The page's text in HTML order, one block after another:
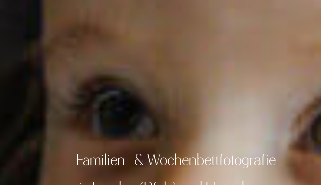
Familien- & Wochenbettfotografie